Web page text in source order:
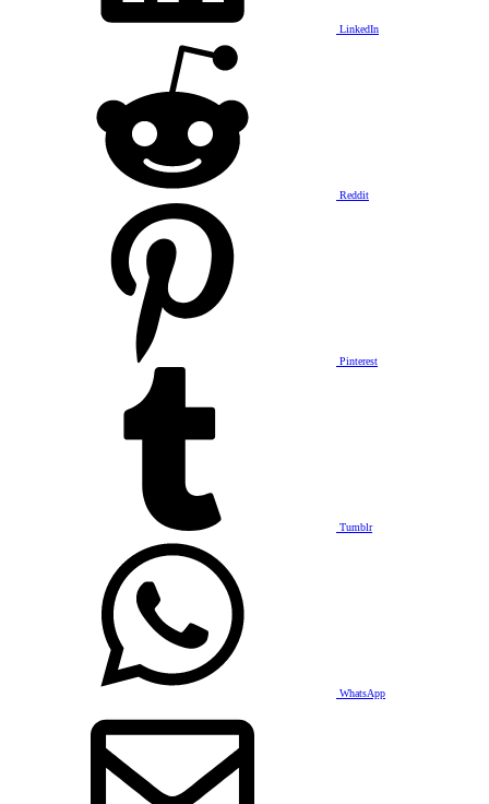
LinkedIn
Reddit
Pinterest
Tumblr
WhatsApp